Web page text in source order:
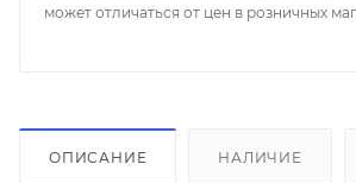
может отличаться от цен в розничных
ОПИСАНИЕ НАЛИЧИЕ